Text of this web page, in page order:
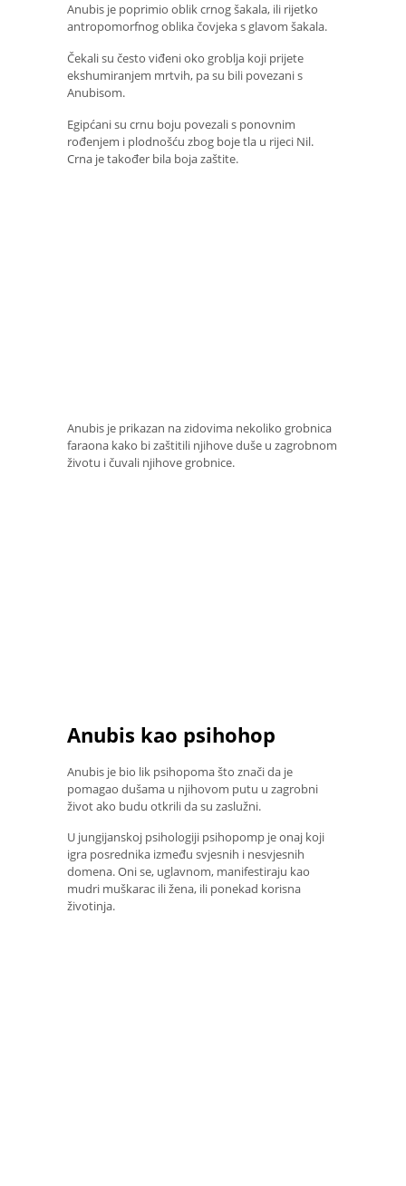
Anubis je poprimio oblik crnog šakala, ili rijetko
antropomorfnog oblika čovjeka s glavom šakala.
Čekali su često viđeni oko groblja koji prijete
ekshumiranjem mrtvih, pa su bili povezani s
Anubisom.
Egipćani su crnu boju povezali s ponovnim
rođenjem i plodnošću zbog boje tla u rijeci Nil.
Crna je također bila boja zaštite.
Anubis je prikazan na zidovima nekoliko grobnica
faraona kako bi zaštitili njihove duše u zagrobnom
životu i čuvali njihove grobnice.
Anubis kao psihohop
Anubis je bio lik psihopoma što znači da je
pomagao dušama u njihovom putu u zagrobni
život ako budu otkrili da su zaslužni.
U jungijanskoj psihologiji psihopomp je onaj koji
igra posrednika između svjesnih i nesvjesnih
domena. Oni se, uglavnom, manifestiraju kao
mudri muškarac ili žena, ili ponekad korisna
životinja.